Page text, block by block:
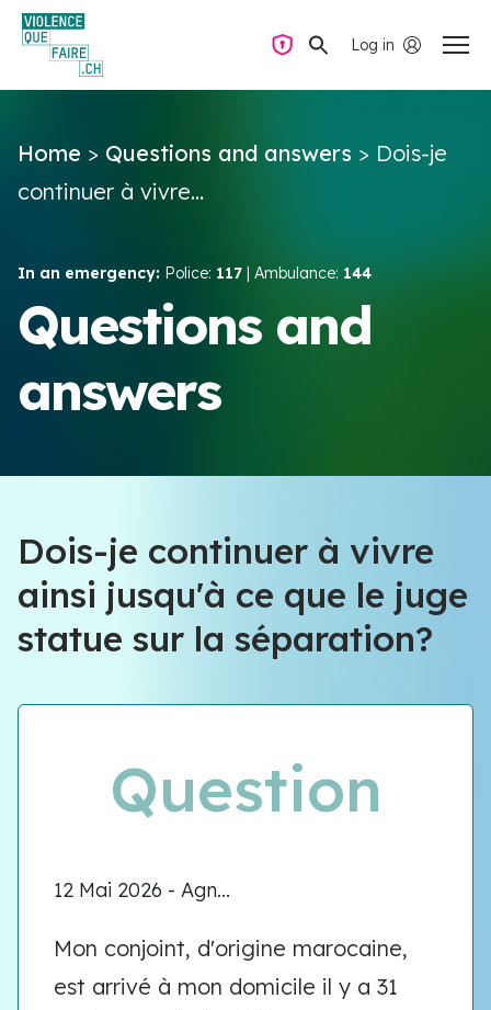
Log in
Questions and answers
Intimate partner violence
Private mode
Home > Questions and answers > Dois-je
continuer à vivre...
In an emergency: Police: 117 | Ambulance: 144
Questions and
answers
Dois-je continuer à vivre
ainsi jusqu'à ce que le juge
statue sur la séparation?
Question
12 Mai 2026 - Agn...
Mon conjoint, d'origine marocaine,
est arrivé à mon domicile il y a 31